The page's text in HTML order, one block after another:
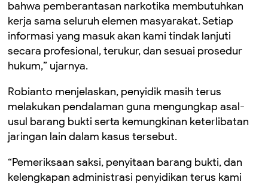
bahwa pemberantasan narkotika membutuhkan
kerja sama seluruh elemen masyarakat. Setiap
informasi yang masuk akan kami tindak lanjuti
secara profesional, terukur, dan sesuai prosedur
hukum,” ujarnya.
Robianto menjelaskan, penyidik masih terus
melakukan pendalaman guna mengungkap asal-
usul barang bukti serta kemungkinan keterlibatan
jaringan lain dalam kasus tersebut.
“Pemeriksaan saksi, penyitaan barang bukti, dan
kelengkapan administrasi penyidikan terus kami